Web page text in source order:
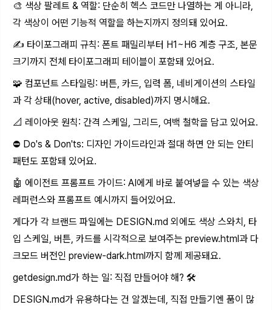
🎨 색상 팔레트 & 역할: 단순히 헥스 코드만 나열하는 게 아니라,
각 색상이 어떤 기능적 역할을 하는지까지 정의돼 있어요.
✍️ 타이포그래피 규칙: 폰트 패밀리부터 H1~H6 계층 구조, 본문
크기까지 전체 타이포그래피 테이블이 포함돼 있어요.
🧩 컴포넌트 스타일링: 버튼, 카드, 입력 폼, 네비게이션의 스타일
과 각 상태(hover, active, disabled)까지 명시해요.
📐 레이아웃 원칙: 간격 스케일, 그리드, 여백 철학을 담고 있어요.
⛔ Do's & Don'ts: 디자인 가이드라인과 절대 하면 안 되는 안티
패턴도 포함돼 있어요.
🤖 에이전트 프롬프트 가이드: AI에게 바로 붙여넣을 수 있는 색상
레퍼런스와 프롬프트 예시까지 들어있어요.
게다가 각 브랜드 파일에는 DESIGN.md 외에도 색상 스와치, 타
입 스케일, 버튼, 카드를 시각적으로 보여주는 preview.html과 다
크모드 버전인 preview-dark.html까지 함께 제공돼요.
getdesign.md가 하는 일: 직접 만들어야 해? 🛠
DESIGN.md가 유용하다는 건 알겠는데, 직접 만들기엔 품이 많